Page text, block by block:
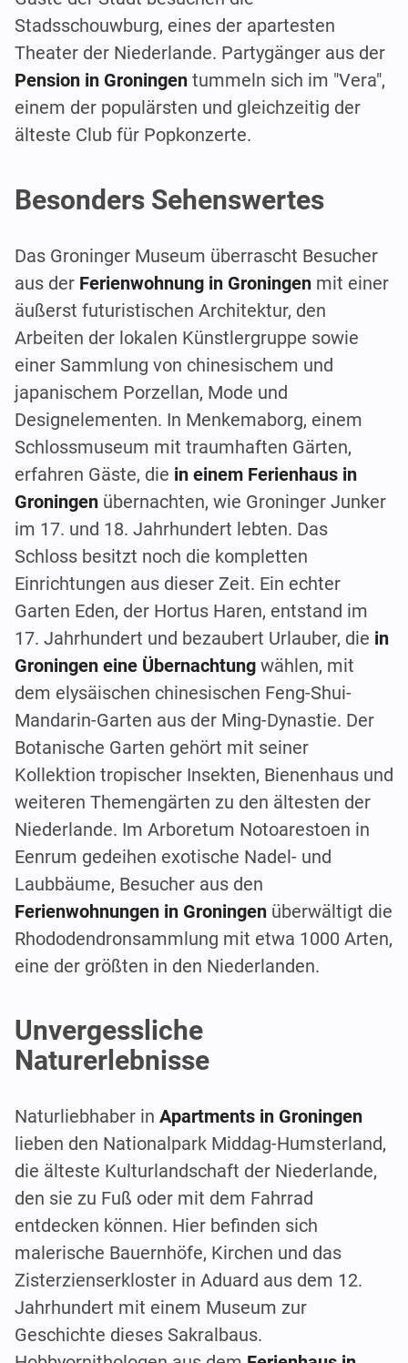
Stadsschouwburg, eines der apartesten
Theater der Niederlande. Partygänger aus der
Pension in Groningen tummeln sich im "Vera",
einem der populärsten und gleichzeitig der
älteste Club für Popkonzerte.
Besonders Sehenswertes
Das Groninger Museum überrascht Besucher
aus der Ferienwohnung in Groningen mit einer
äußerst futuristischen Architektur, den
Arbeiten der lokalen Künstlergruppe sowie
einer Sammlung von chinesischem und
japanischem Porzellan, Mode und
Designelementen. In Menkemaborg, einem
Schlossmuseum mit traumhaften Gärten,
erfahren Gäste, die in einem Ferienhaus in
Groningen übernachten, wie Groninger Junker
im 17. und 18. Jahrhundert lebten. Das
Schloss besitzt noch die kompletten
Einrichtungen aus dieser Zeit. Ein echter
Garten Eden, der Hortus Haren, entstand im
17. Jahrhundert und bezaubert Urlauber, die in
Groningen eine Übernachtung wählen, mit
dem elysäischen chinesischen Feng-Shui-
Mandarin-Garten aus der Ming-Dynastie. Der
Botanische Garten gehört mit seiner
Kollektion tropischer Insekten, Bienenhaus und
weiteren Themengärten zu den ältesten der
Niederlande. Im Arboretum Notoarestoen in
Eenrum gedeihen exotische Nadel- und
Laubbäume, Besucher aus den
Ferienwohnungen in Groningen überwältigt die
Rhododendronsammlung mit etwa 1000 Arten,
eine der größten in den Niederlanden.
Unvergessliche
Naturerlebnisse
Naturliebhaber in Apartments in Groningen
lieben den Nationalpark Middag-Humsterland,
die älteste Kulturlandschaft der Niederlande,
den sie zu Fuß oder mit dem Fahrrad
entdecken können. Hier befinden sich
malerische Bauernhöfe, Kirchen und das
Zisterzienserkloster in Aduard aus dem 12.
Jahrhundert mit einem Museum zur
Geschichte dieses Sakralbaus.